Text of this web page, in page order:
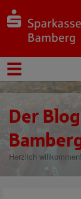
Der
Herzlich willkommen!